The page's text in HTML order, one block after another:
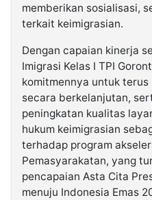
memberikan sosialisasi,
terkait keimigrasian.
Dengan capaian kinerja
Imigrasi Kelas I TPI
komitmennya untuk
secara berkelanjutan,
peningkatan kualitas
hukum keimigrasian
terhadap program
Pemasyarakatan, yang
pencapaian Asta Cita
menuju Indonesia Emas